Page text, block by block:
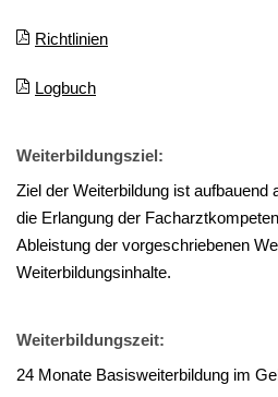
Richtlinien
Logbuch
Weiterbildungsziel:
Ziel der Weiterbildung ist aufbauend
die Erlangung der
Ableistung der vorgeschriebenen
Weiterbildungsinhalte.
Weiterbildungszeit:
24 Monate Basisweiterbildung im